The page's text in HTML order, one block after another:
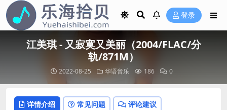
登录
江美琪 - 又寂寞又美丽（2004/FLAC/分
轨/871M）
2022-08-25 华语音乐 186 0
详情介绍 常见问题 评论建议